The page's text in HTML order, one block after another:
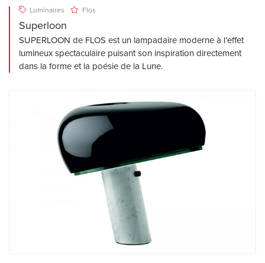
Luminaires Flos
Superloon
SUPERLOON de FLOS est un lampadaire moderne à l’effet
lumineux spectaculaire puisant son inspiration directement
dans la forme et la poésie de la Lune.